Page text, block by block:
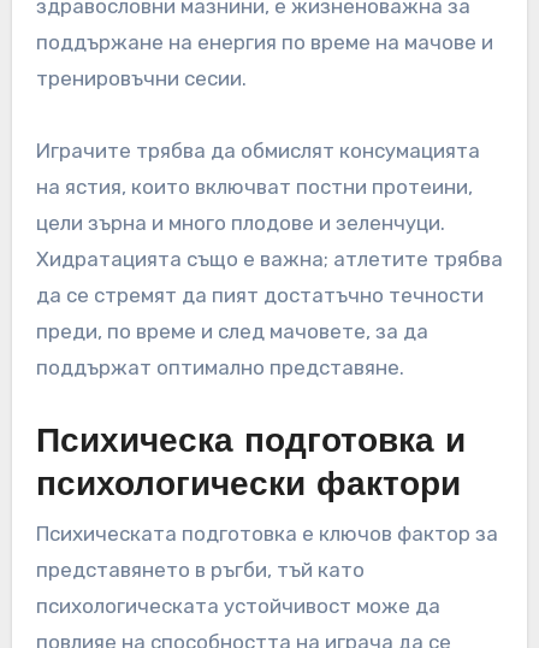
здравословни мазнини, е жизненоважна за
поддържане на енергия по време на мачове и
тренировъчни сесии.
Играчите трябва да обмислят консумацията
на ястия, които включват постни протеини,
цели зърна и много плодове и зеленчуци.
Хидратацията също е важна; атлетите трябва
да се стремят да пият достатъчно течности
преди, по време и след мачовете, за да
поддържат оптимално представяне.
Психическа подготовка и
психологически фактори
Психическата подготовка е ключов фактор за
представянето в ръгби, тъй като
психологическата устойчивост може да
повлияе на способността на играча да се